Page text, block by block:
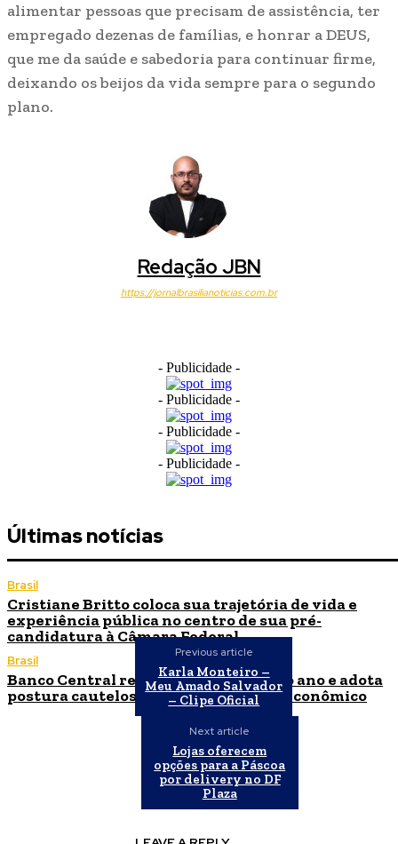
alimentar pessoas que precisam de assistência, ter
empregado dezenas de famílias, e honrar a DEUS,
que me da saúde e sabedoria para continuar firme,
deixando os beijos da vida sempre para o segundo
plano.
Redação JBN
https://jornalbrasilianoticias.com.br
- Publicidade -
- Publicidade -
- Publicidade -
- Publicidade -
Últimas notícias
Brasil
Cristiane Britto coloca sua trajetória de vida e
experiência pública no centro de sua pré-
candidatura à Câmara Federal
Brasil
Banco Central reduz Selic para 14% ao ano e adota
postura cautelosa diante do cenário econômico
Previous article
Karla Monteiro –
Meu Amado Salvador
– Clipe Oficial
Next article
Lojas oferecem
opções para a Páscoa
por delivery no DF
Plaza